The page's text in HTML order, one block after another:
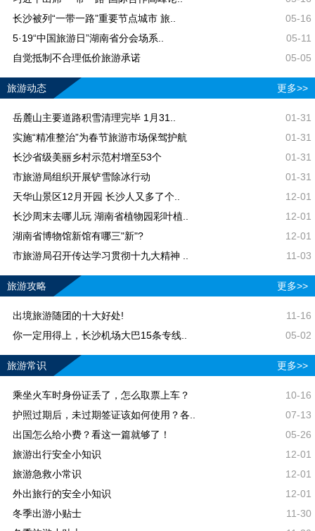
长沙被列“一带一路”重要节点城市 旅..
05-16
5·19“中国旅游日”湖南省分会场系..
05-11
自觉抵制不合理低价旅游承诺
05-05
旅游动态 更多>>
岳麓山主要道路积雪清理完毕 1月31..
01-31
实施“精准整治”为春节旅游市场保驾护航
01-31
长沙省级美丽乡村示范村增至53个
01-31
市旅游局组织开展铲雪除冰行动
01-31
天华山景区12月开园 长沙人又多了个..
12-01
长沙周末去哪儿玩 湖南省植物园彩叶植..
12-01
湖南省博物馆新馆有哪三"新"?
12-01
市旅游局召开传达学习贯彻十九大精神 ..
11-03
旅游攻略 更多>>
出境旅游随团的十大好处!
11-16
你一定用得上，长沙机场大巴15条专线..
05-02
旅游常识 更多>>
乘坐火车时身份证丢了，怎么取票上车？
10-16
护照过期后，未过期签证该如何使用？各..
07-13
出国怎么给小费？看这一篇就够了！
05-26
旅游出行安全小知识
12-01
旅游急救小常识
12-01
外出旅行的安全小知识
12-01
冬季出游小贴士
11-30